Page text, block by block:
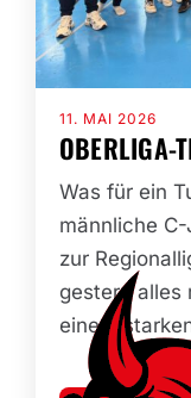
11. MAI 2026
OBERLIGA-
Was für ein
männliche
zur
gestern alles
einem